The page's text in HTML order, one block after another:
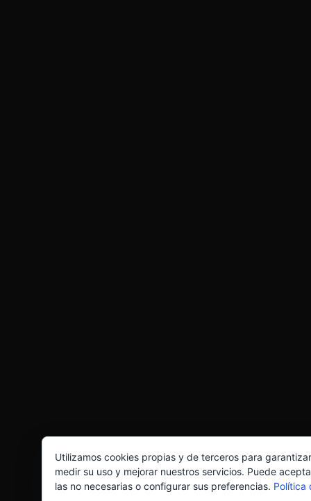
Utilizamos cookies propias y de terceros para
medir su uso y mejorar nuestros servicios. Puede
las no necesarias o configurar sus preferencias. Política